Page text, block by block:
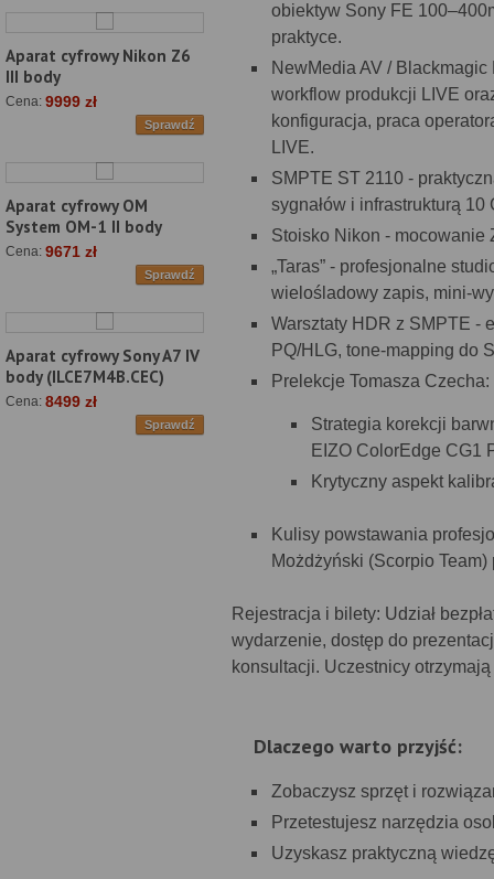
Aparat cyfrowy Nikon Z6
III body
Cena: 9999 zł
Sprawdź
Aparat cyfrowy OM
System OM-1 II body
Cena: 9671 zł
Sprawdź
Aparat cyfrowy Sony A7 IV
body (ILCE7M4B.CEC)
Cena: 8499 zł
Sprawdź
obiektyw Sony FE
praktyce.
NewMedia AV /
workflow produkcji LIVE
konfiguracja, praca
LIVE.
SMPTE ST 2110 -
sygnałów i infrastrukturą 10
Stoisko Nikon - mocowanie
„Taras” - profesjonalne
wielośladowy zapis, mini-
Warsztaty HDR z SMPTE -
PQ/HLG, tone-mapping do
Prelekcje Tomasza Czecha:
Strategia korekcji
EIZO ColorEdge CG1
Krytyczny aspekt
Kulisy powstawania
Możdżyński (Scorpio
Rejestracja i bilety: Udział
wydarzenie, dostęp do
konsultacji. Uczestnicy
Dlaczego warto przyjść:
Zobaczysz sprzęt i
Przetestujesz narzędzia
Uzyskasz praktyczną